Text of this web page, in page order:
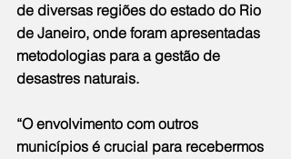
de diversas regiões do estado do Rio
de Janeiro, onde foram apresentadas
metodologias para a gestão de
desastres naturais.
“O envolvimento com outros
municípios é crucial para recebermos